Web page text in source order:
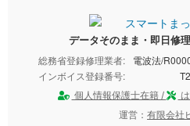
データそのまま・即日修
総務省登録修理業者:
電波法/
インボイス登録番号:
個人情報保護士在籍 /
運営： 有限会社